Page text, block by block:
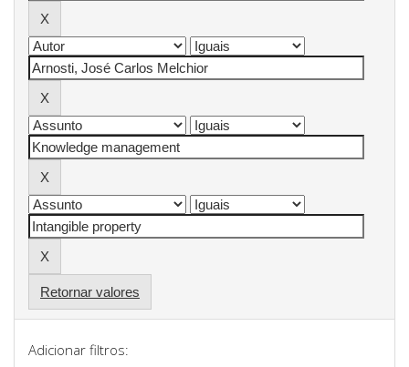
Retornar valores
Adicionar filtros: